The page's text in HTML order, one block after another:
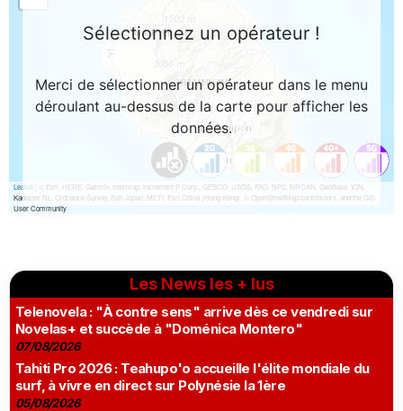
Les News les + lus
Telenovela : "À contre sens" arrive dès ce vendredi sur
Novelas+ et succède à "Doménica Montero"
07/08/2026
Tahiti Pro 2026 : Teahupo'o accueille l'élite mondiale du
surf, à vivre en direct sur Polynésie la 1ère
05/08/2026